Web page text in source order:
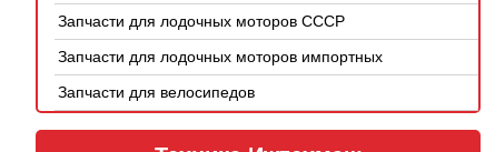
Запчасти для лодочных моторов СССР
Запчасти для лодочных моторов импортных
Запчасти для велосипедов